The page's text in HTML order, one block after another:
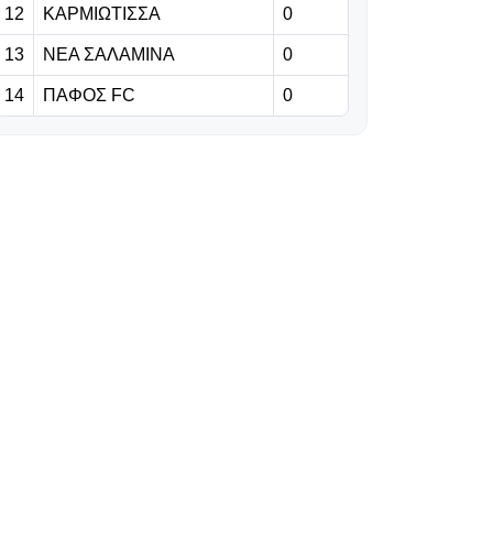
φαβορί για τη
League Phase
του Champions
League η ΑΕΚ»
12 ΚΑΡΜΙΩΤΙΣΣΑ 0
13 ΝΕΑ ΣΑΛΑΜΙΝΑ 0
14 ΠΑΦΟΣ FC 0